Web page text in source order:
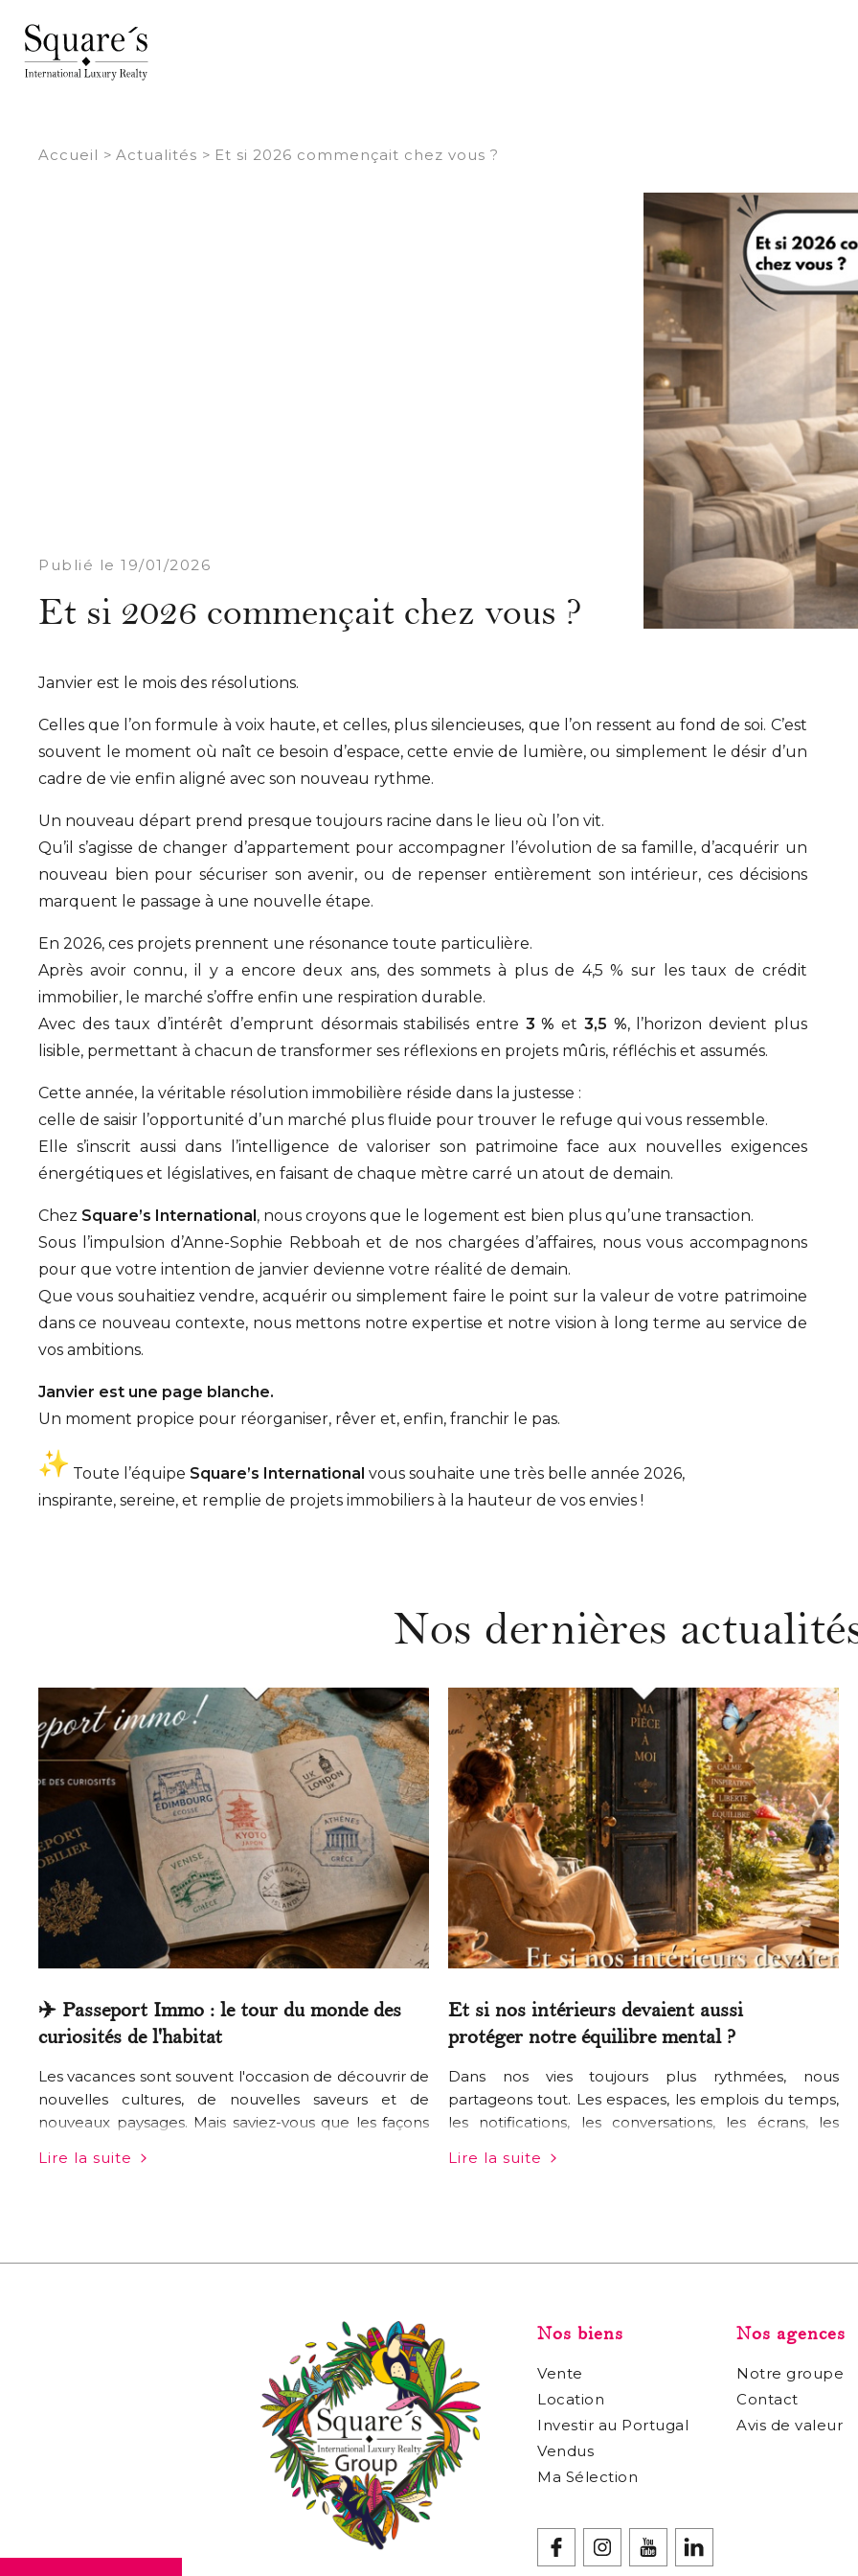
Accueil > Actualités > Et si 2026 commençait chez vous ?
Publié le 19/01/2026
Et si 2026 commençait chez vous ?
Janvier est le mois des résolutions.
Celles que l’on formule à voix haute, et celles, plus silencieuses, que l’on ressent au fond de soi. C’est
souvent le moment où naît ce besoin d’espace, cette envie de lumière, ou simplement le désir d’un
cadre de vie enfin aligné avec son nouveau rythme.
Un nouveau départ prend presque toujours racine dans le lieu où l’on vit.
Qu’il s’agisse de changer d’appartement pour accompagner l’évolution de sa famille, d’acquérir un
nouveau bien pour sécuriser son avenir, ou de repenser entièrement son intérieur, ces décisions
marquent le passage à une nouvelle étape.
En 2026, ces projets prennent une résonance toute particulière.
Après avoir connu, il y a encore deux ans, des sommets à plus de 4,5 % sur les taux de crédit
immobilier, le marché s’offre enfin une respiration durable.
Avec des taux d’intérêt d’emprunt désormais stabilisés entre 3 %et 3,5 %, l’horizon devient plus
lisible, permettant à chacun de transformer ses réflexions en projets mûris, réfléchis et assumés.
Cette année, la véritable résolution immobilière réside dans la justesse :
celle de saisir l’opportunité d’un marché plus fluide pour trouver le refuge qui vous ressemble.
Elle s’inscrit aussi dans l’intelligence de valoriser son patrimoine face aux nouvelles exigences
énergétiques et législatives, en faisant de chaque mètre carré un atout de demain.
Chez Square’s International, nous croyons que le logement est bien plus qu’une transaction.
Sous l’impulsion d’Anne-Sophie Rebboah et de nos chargées d’affaires, nous vous accompagnons
pour que votre intention de janvier devienne votre réalité de demain.
Que vous souhaitiez vendre, acquérir ou simplement faire le point sur la valeur de votre patrimoine
dans ce nouveau contexte, nous mettons notre expertise et notre vision à long terme au service de
vos ambitions.
Janvier est une page blanche.
Un moment propice pour réorganiser, rêver et, enfin, franchir le pas.
Toute l’équipe Square’s International vous souhaite une très belle année 2026,
inspirante, sereine, et remplie de projets immobiliers à la hauteur de vos envies !
Nos dernières
DÉCOUVRIR
✈️ Passeport Immo : le tour du monde des
curiosités de l'habitat
Les vacances sont souvent l'occasion de découvrir de
nouvelles cultures, de nouvelles saveurs et de
nouveaux paysages. Mais saviez-vous que les façons
Séoul à Buenos Aires, en passant par Kyoto ou
Lire la suite
Et si nos intérieurs devaient aussi
protéger notre équilibre mental ?
Dans nos vies toujours plus rythmées, nous
partageons tout. Les espaces, les emplois du temps,
les notifications, les conversations, les écrans, les
véritable silence, sans moment réellement à nous. Et
Lire la suite
Nos biens
Vente
Location
Investir au Portugal
Vendus
Ma Sélection
Nos agences
Notre groupe
Contact
Avis de valeur